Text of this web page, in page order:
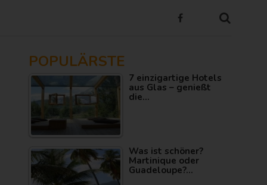
POPULÄRSTE
7 einzigartige Hotels
aus Glas – genießt
die…
Was ist schöner?
Martinique oder
Guadeloupe?…